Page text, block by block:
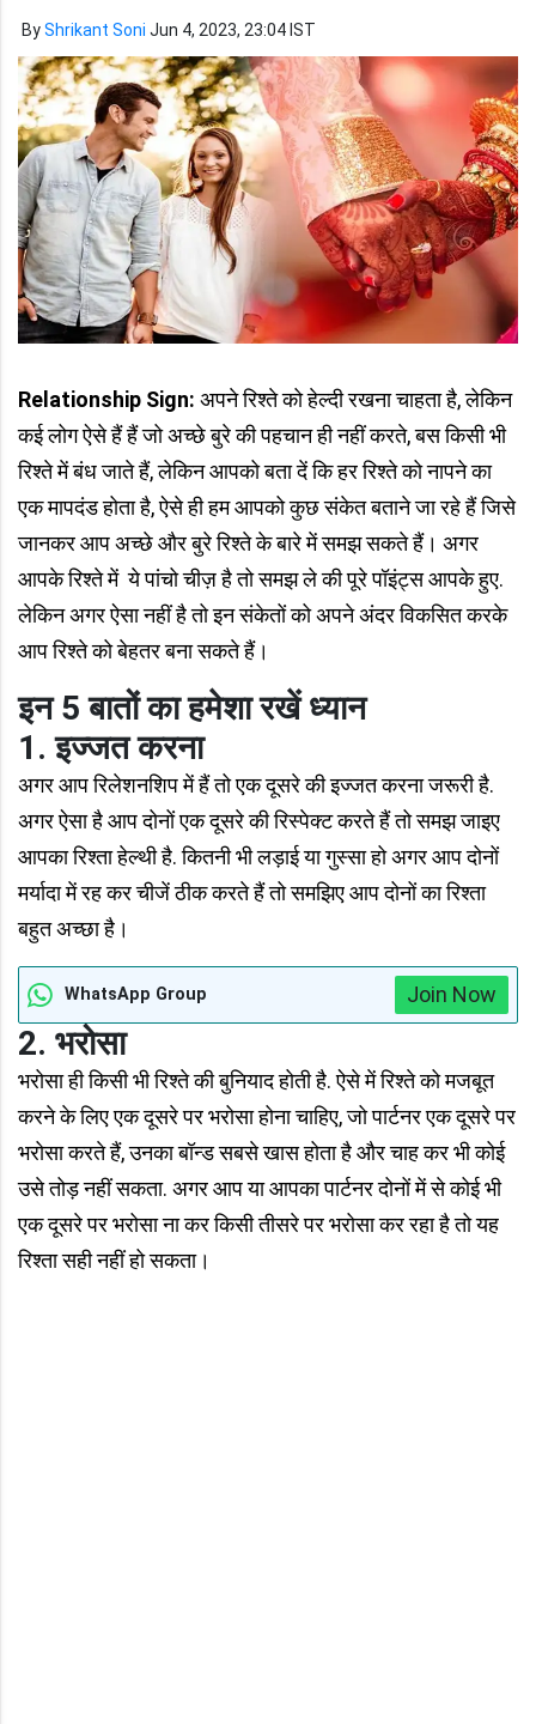
ByShrikant Soni Jun 4, 2023, 23:04 IST
Relationship Sign: अपने रिश्ते को हेल्दी रखना चाहता है, लेकिन
कई लोग ऐसे हैं हैं जो अच्छे बुरे की पहचान ही नहीं करते, बस किसी भी
रिश्ते में बंध जाते हैं, लेकिन आपको बता दें कि हर रिश्ते को नापने का
एक मापदंड होता है, ऐसे ही हम आपको कुछ संकेत बताने जा रहे हैं जिसे
जानकर आप अच्छे और बुरे रिश्ते के बारे में समझ सकते हैं। अगर
आपके रिश्ते में ये पांचो चीज़ है तो समझ ले की पूरे पॉइंट्स आपके हुए.
लेकिन अगर ऐसा नहीं है तो इन संकेतों को अपने अंदर विकसित करके
आप रिश्ते को बेहतर बना सकते हैं।
इन 5 बातों का हमेशा रखें ध्यान
1. इज्जत करना
अगर आप रिलेशनशिप में हैं तो एक दूसरे की इज्जत करना जरूरी है.
अगर ऐसा है आप दोनों एक दूसरे की रिस्पेक्ट करते हैं तो समझ जाइए
आपका रिश्ता हेल्थी है. कितनी भी लड़ाई या गुस्सा हो अगर आप दोनों
मर्यादा में रह कर चीजें ठीक करते हैं तो समझिए आप दोनों का रिश्ता
बहुत अच्छा है।
WhatsApp Group Join Now
2. भरोसा
भरोसा ही किसी भी रिश्ते की बुनियाद होती है. ऐसे में रिश्ते को मजबूत
करने के लिए एक दूसरे पर भरोसा होना चाहिए, जो पार्टनर एक दूसरे पर
भरोसा करते हैं, उनका बॉन्ड सबसे खास होता है और चाह कर भी कोई
उसे तोड़ नहीं सकता. अगर आप या आपका पार्टनर दोनों में से कोई भी
एक दूसरे पर भरोसा ना कर किसी तीसरे पर भरोसा कर रहा है तो यह
रिश्ता सही नहीं हो सकता।